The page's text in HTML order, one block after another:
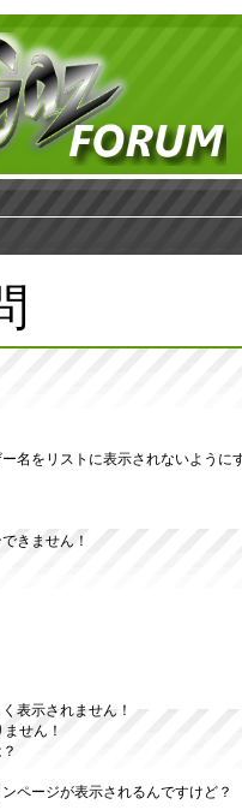
名をリストに表示されないように
きません！
表示されません！
せん！
ページが表示されるんですけど？